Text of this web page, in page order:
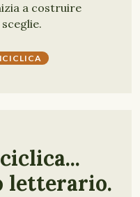
a costruire
letterario.